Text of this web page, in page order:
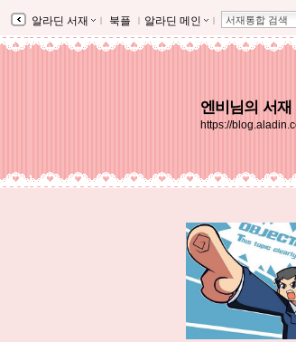
알라딘 서재 ｌ 북플 ｌ 알라딘 메인 ｌ 서재통합 검색
엔비님의 서재
https://